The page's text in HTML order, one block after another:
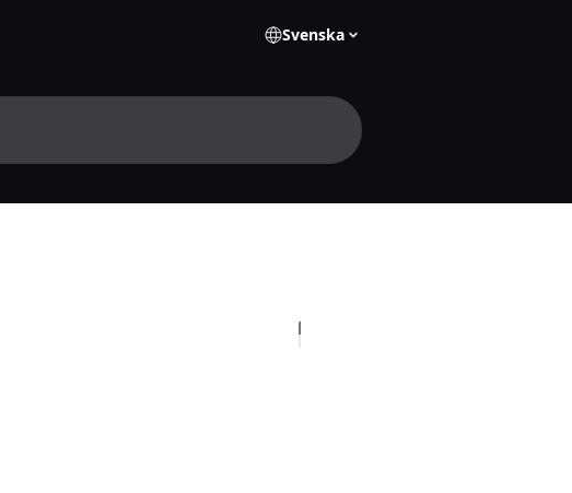
Svenska